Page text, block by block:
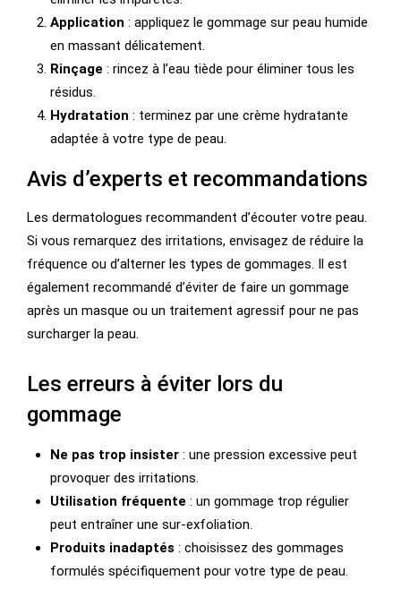
Application : appliquez le gommage sur peau humide
en massant délicatement.
Rinçage : rincez à l’eau tiède pour éliminer tous les
résidus.
Hydratation : terminez par une crème hydratante
adaptée à votre type de peau.
Avis d’experts et recommandations
Les dermatologues recommandent d’écouter votre peau.
Si vous remarquez des irritations, envisagez de réduire la
fréquence ou d’alterner les types de gommages. Il est
également recommandé d’éviter de faire un gommage
après un masque ou un traitement agressif pour ne pas
surcharger la peau.
Les erreurs à éviter lors du
gommage
Ne pas trop insister : une pression excessive peut
provoquer des irritations.
Utilisation fréquente : un gommage trop régulier
peut entraîner une sur-exfoliation.
Produits inadaptés : choisissez des gommages
formulés spécifiquement pour votre type de peau.